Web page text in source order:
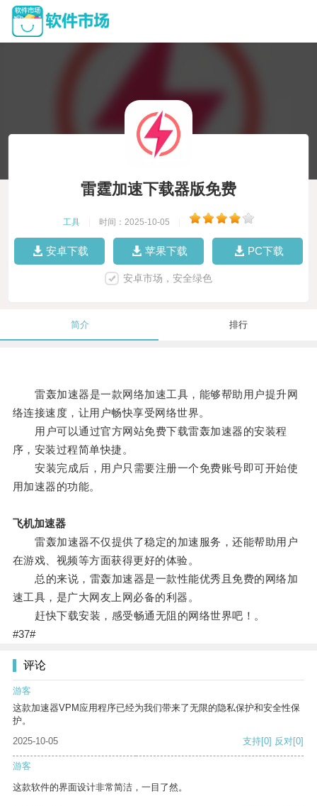
雷霆加速下载器版免费
工具 时间：2025-10-05
安卓下载 苹果下载 PC下载
安卓市场，安全绿色
简介 排行
雷轰加速器是一款网络加速工具，能够帮助用户提升网
络连接速度，让用户畅快享受网络世界。
用户可以通过官方网站免费下载雷轰加速器的安装程
序，安装过程简单快捷。
安装完成后，用户只需要注册一个免费账号即可开始使
用加速器的功能。
飞机加速器
雷轰加速器不仅提供了稳定的加速服务，还能帮助用户
在游戏、视频等方面获得更好的体验。
总的来说，雷轰加速器是一款性能优秀且免费的网络加
速工具，是广大网友上网必备的利器。
赶快下载安装，感受畅通无阻的网络世界吧！。
#37#
评论
游客
这款加速器VPM应用程序已经为我们带来了无限的隐私保护和安全性保
护。
2025-10-05
支持[0] 反对[0]
游客
这款软件的界面设计非常简洁，一目了然。